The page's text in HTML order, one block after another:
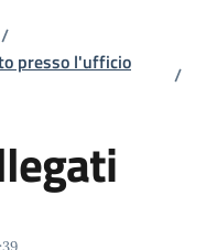
/
presso l'ufficio
/